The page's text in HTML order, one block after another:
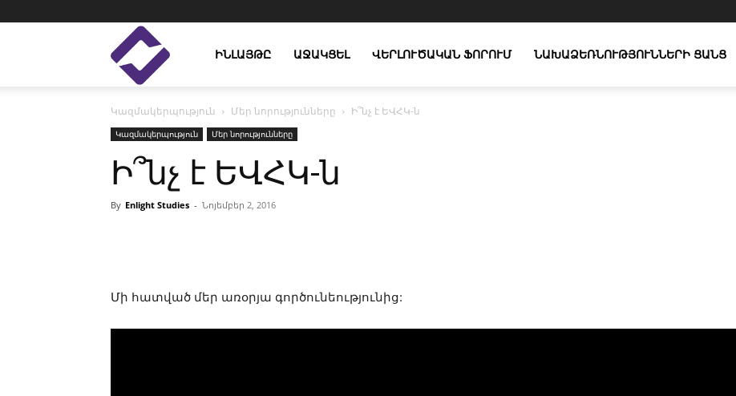
Enlight
Studies
ԻՆԼԱՅԹԸ ԱՋԱԿՑԵԼ ՎԵՐԼՈՒԾԱԿԱՆ ՖՈՐՈՒՄ ՆԱԽԱՁԵՌՆՈՒԹՅՈՒՆՆԵՐԻ ՑԱՆՑ
Կազմակերպություն Մեր նորությունները Ի՞նչ է ԵՎՀԿ-ն
Կազմակերպություն Մեր նորությունները
Ի՞նչ է ԵՎՀԿ-ն
By Enlight Studies - Նոյեմբեր 2, 2016
Մի հատված մեր առօրյա գործունեությունից: